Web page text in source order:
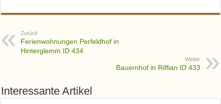
Zurück
Ferienwohnungen Perfeldhof in
Hinterglemm ID 434
Weiter
Bauernhof in Riffian ID 433
Interessante Artikel